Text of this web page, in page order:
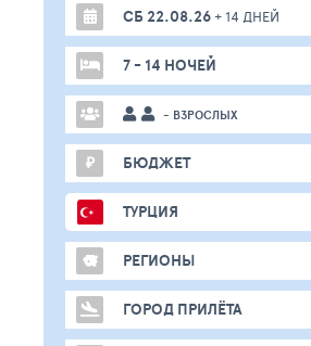
СБ 22.08.26+ 14 ДНЕЙ
7 - 14 НОЧЕЙ
- ВЗРОСЛЫХ
₽ БЮДЖЕТ
ТУРЦИЯ
РЕГИОНЫ
ГОРОД ПРИЛЁТА